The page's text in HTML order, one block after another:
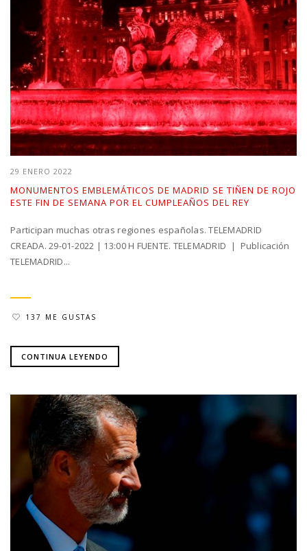
29 ENERO 2022
MONUMENTOS EMBLEMÁTICOS DE MADRID SE TIÑEN DE ROJO
ESTE FIN DE SEMANA POR EL CUMPLEAÑOS DEL REY
Participan muchas otras regiones españolas. TELEMADRID
CREADA. 29-01-2022 | 13:00 H FUENTE. TELEMADRID | Publicación
TELEMADRID...
137 ME GUSTAS
CONTINUA LEYENDO